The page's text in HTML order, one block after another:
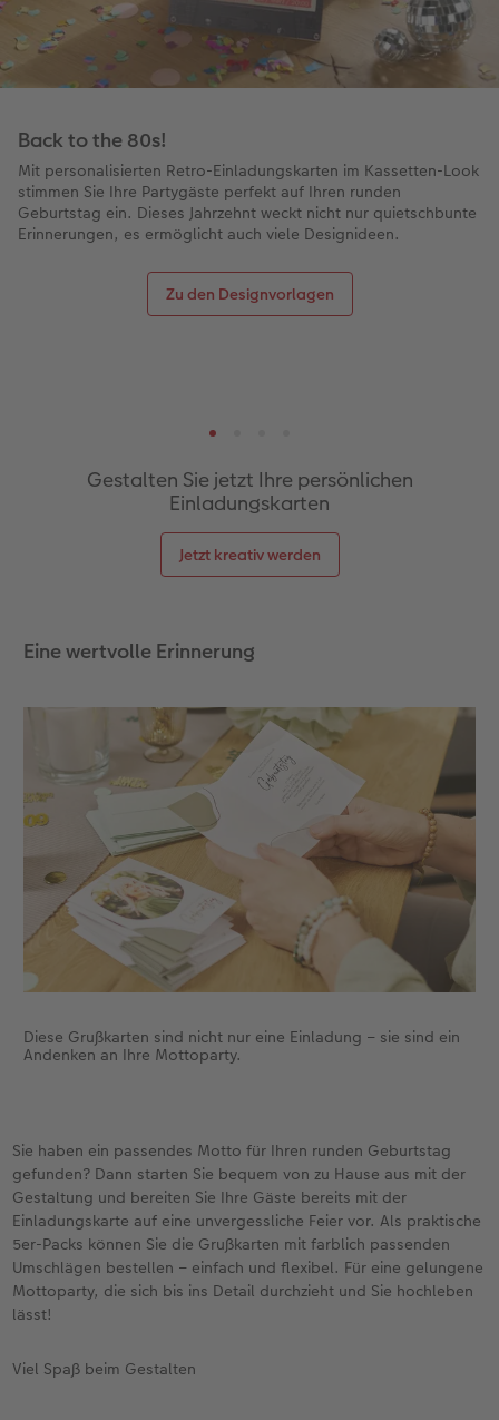
Back to the 80s!
Mit personalisierten Retro-Einladungskarten im Kassetten-Look
stimmen Sie Ihre Partygäste perfekt auf Ihren runden
Geburtstag ein. Dieses Jahrzehnt weckt nicht nur quietschbunte
Erinnerungen, es ermöglicht auch viele Designideen.
Zu den Designvorlagen
Gestalten Sie jetzt Ihre persönlichen
Einladungskarten
Jetzt kreativ werden
Eine wertvolle Erinnerung
Diese Grußkarten sind nicht nur eine Einladung – sie sind ein
Andenken an Ihre Mottoparty.
Sie haben ein passendes Motto für Ihren runden Geburtstag
gefunden? Dann starten Sie bequem von zu Hause aus mit der
Gestaltung und bereiten Sie Ihre Gäste bereits mit der
Einladungskarte auf eine unvergessliche Feier vor. Als praktische
5er-Packs können Sie die Grußkarten mit farblich passenden
Umschlägen bestellen – einfach und flexibel. Für eine gelungene
Mottoparty, die sich bis ins Detail durchzieht und Sie hochleben
lässt!
Viel Spaß beim Gestalten